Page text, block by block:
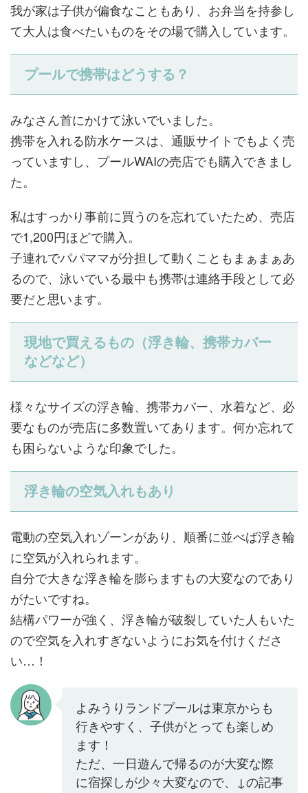
我が家は子供が偏食なこともあり、お弁当を持参し
て大人は食べたいものをその場で購入しています。
プールで携帯はどうする？
みなさん首にかけて泳いでいました。
携帯を入れる防水ケースは、通販サイトでもよく売
っていますし、プールWAIの売店でも購入できまし
た。
私はすっかり事前に買うのを忘れていたため、売店
で1,200円ほどで購入。
子連れでパパママが分担して動くこともまぁまぁあ
るので、泳いでいる最中も携帯は連絡手段として必
要だと思います。
現地で買えるもの（浮き輪、携帯カバー
などなど）
様々なサイズの浮き輪、携帯カバー、水着など、必
要なものが売店に多数置いてあります。何か忘れて
も困らないような印象でした。
浮き輪の空気入れもあり
電動の空気入れゾーンがあり、順番に並べば浮き輪
に空気が入れられます。
自分で大きな浮き輪を膨らますもの大変なのであり
がたいですね。
結構パワーが強く、浮き輪が破裂していた人もいた
ので空気を入れすぎないようにお気を付けくださ
い…！
よみうりランドプールは東京からも
行きやすく、子供がとっても楽しめ
ます！
ただ、一日遊んで帰るのが大変な際
に宿探しが少々大変なので、↓の記事